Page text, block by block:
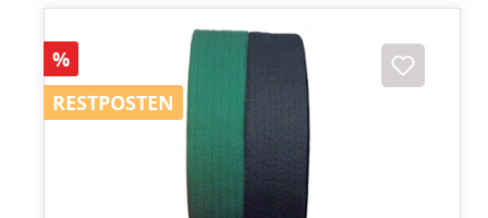
Rabatt
%
RESTPOSTEN
RESTPOSTEN